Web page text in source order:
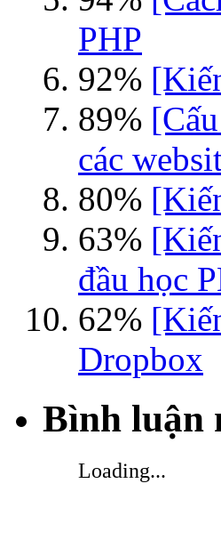
PHP
92%
89%
các
80%
63%
đầu học
62%
Dropbox
Bình luận
Loading...